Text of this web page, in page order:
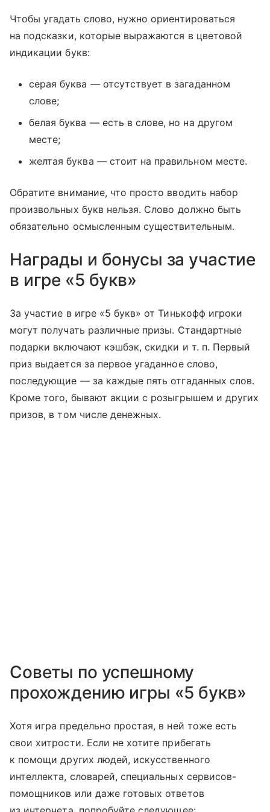
Чтобы угадать слово, нужно ориентироваться
на подсказки, которые выражаются в цветовой
индикации букв:
серая буква — отсутствует в загаданном
слове;
белая буква — есть в слове, но на другом
месте;
желтая буква — стоит на правильном месте.
Обратите внимание, что просто вводить набор
произвольных букв нельзя. Слово должно быть
обязательно осмысленным существительным.
Награды и бонусы за участие
в игре «5 букв»
За участие в игре «5 букв» от Тинькофф игроки
могут получать различные призы. Стандартные
подарки включают кэшбэк, скидки и т. п. Первый
приз выдается за первое угаданное слово,
последующие — за каждые пять отгаданных слов.
Кроме того, бывают акции с розыгрышем и других
призов, в том числе денежных.
Советы по успешному
прохождению игры «5 букв»
Хотя игра предельно простая, в ней тоже есть
свои хитрости. Если не хотите прибегать
к помощи других людей, искусственного
интеллекта, словарей, специальных сервисов-
помощников или даже готовых ответов